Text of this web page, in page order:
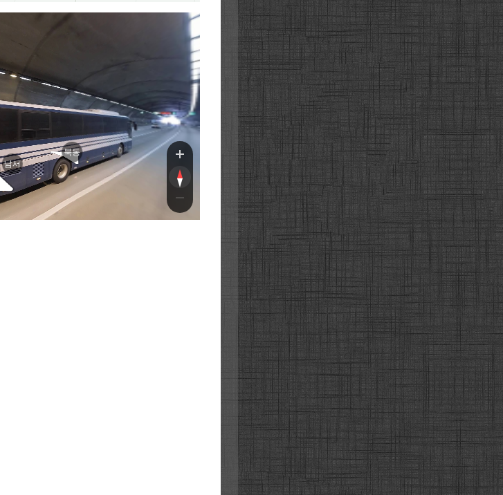
남서
북동